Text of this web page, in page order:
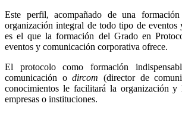
Este perfil, acompañado de una
organización integral de todo tipo de eventos
es el que la formación del Grado en
eventos y comunicación corporativa ofrece.
El protocolo como formación
comunicación odircom (director de
conocimientos le facilitará la organización y
empresas o instituciones.